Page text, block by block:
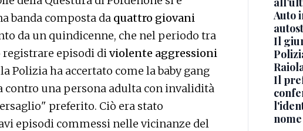
banda composta da quattro giovani
da un quindicenne, che nel periodo tra
registrare episodi diviolente aggressioni
Polizia ha accertato come la baby gang
contro una persona adulta con invalidità
preferito. Ciò era stato
episodi commessi nelle vicinanze del
Auto
Il
Il
nome